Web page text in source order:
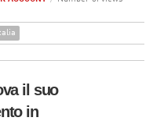
il suo
in